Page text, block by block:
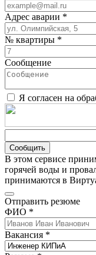
Адрес аварии *
№ квартиры *
Сообщение
Я согласен на
Сообщить
В этом сервисе
горячей воды и
принимаются в
Отправить резюме
ФИО *
Вакансия *